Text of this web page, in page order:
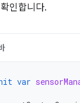
인합니다.
var